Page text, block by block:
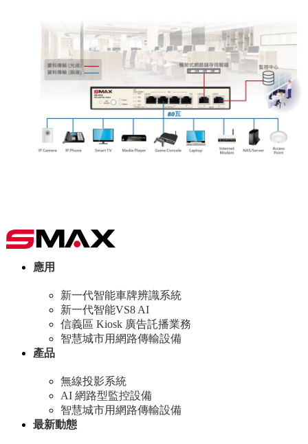
應用
新一代智能車牌辨識系統
新一代智能VS8 AI
信義區 Kiosk 廣告託播業務
智慧城市用網路傳輸設備
產品
無線投影系統
AI 網路型監控設備
智慧城市用網路傳輸設備
最新動態